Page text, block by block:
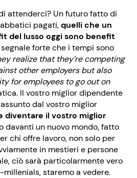
attenderci? Un futuro fatto di
pagati,quelli che un
del lusso oggi sono benefit
forte che i tempi sono
realize that they’re competing
other employers but also
for employees to go out on
Il vostro miglior dipendente
dal vostro miglior
diventare il vostro miglior
davanti un nuovo mondo, fatto
chi offre lavoro, non solo per
in mestieri e persone
ciò sarà particolarmente vero
staremo a vedere.